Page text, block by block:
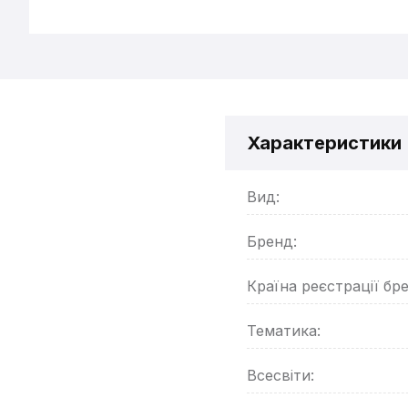
Характеристики
Вид:
Бренд:
Країна реєстрації
Тематика:
Всесвіти: